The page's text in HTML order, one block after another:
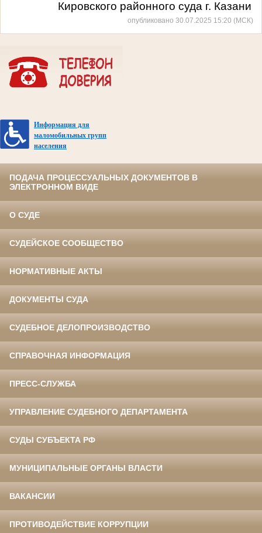
Кировского районного суда г. Казани
опубликовано 30.07.2025 15:20 (МСК)
Информация для
маломобильных групп
населения
ПОДАЧА ПРОЦЕССУАЛЬНЫХ ДОКУМЕНТОВ В
ЭЛЕКТРОННОМ ВИДЕ
О СУДЕ
СУДЕЙСКОЕ СООБЩЕСТВО
НОРМАТИВНЫЕ АКТЫ
ДОКУМЕНТЫ СУДА
СУДЕБНОЕ ДЕЛОПРОИЗВОДСТВО
СПРАВОЧНАЯ ИНФОРМАЦИЯ
ПРЕСС-СЛУЖБА
УПРАВЛЕНИЕ СУДЕБНОГО ДЕПАРТАМЕНТА
СУДЫ СУБЪЕКТА РФ
МУНИЦИПАЛЬНЫЕ ОРГАНЫ ВЛАСТИ
ВАКАНСИИ
ПРОТИВОДЕЙСТВИЕ КОРРУПЦИИ